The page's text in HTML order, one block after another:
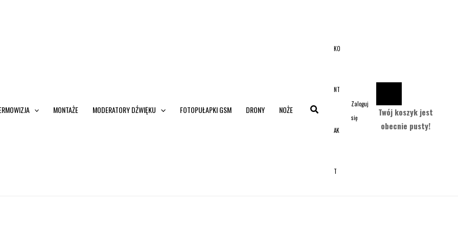
MONTAŻE MODERATORY DŹWIĘKU FOTOPUŁAPKI GSM DRONY NOŻE
KO
NT
AK
T
Zaloguj
się
Twój koszyk jest
obecnie pusty!